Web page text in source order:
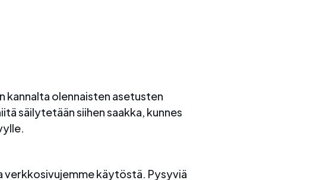
kannalta olennaisten asetusten
säilytetään siihen saakka, kunnes
verkkosivujemme käytöstä. Pysyviä